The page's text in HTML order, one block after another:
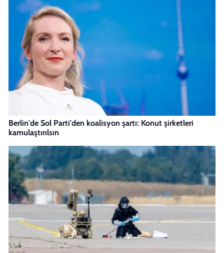
Berlin'de Sol Parti'den koalisyon şartı: Konut şirketleri
kamulaştırılsın